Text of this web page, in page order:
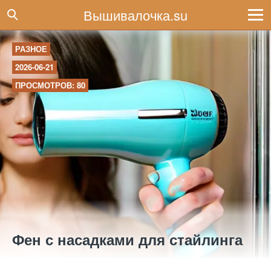
Вышивалочка.su
РАЗНОЕ
2026-06-21
ПРОСМОТРОВ: 80
Фен с насадками для стайлинга